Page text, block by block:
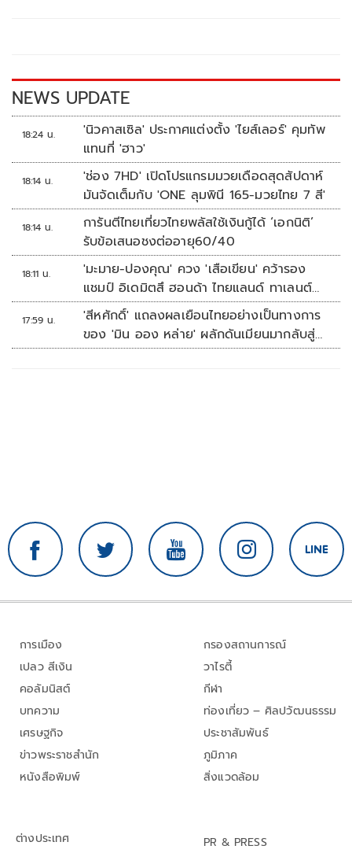
k k
NEWS UPDATE
18:24 น.
'นิวคาสเซิล' ประกาศแต่งตั้ง 'ไยส์เลอร์' คุมทัพ
แทนที่ 'ฮาว'
18:14 น.
'ช่อง 7HD' เปิดโปรแกรมมวยเดือดสุดสัปดาห์
มันจัดเต็มกับ 'ONE ลุมพินี 165-มวยไทย 7 สี'
18:14 น.
การันตีไทยเที่ยวไทยพลัสใช้เงินกู้ได้ ‘เอกนิติ’
รับข้อเสนอชงต่ออายุ60/40
18:11 น.
'มะมาย-ปองคุณ' ควง 'เสือเขียน' คว้ารอง
แชมป์ อิเดมิตสึ ฮอนด้า ไทยแลนด์ ทาเลนต์
คัพ สนาม 3
17:59 น.
'สีหศักดิ์' แถลงผลเยือนไทยอย่างเป็นทางการ
ของ 'มิน ออง หล่าย' ผลักดันเมียนมากลับสู่
อาเซียน
การเมือง
เปลว สีเงิน
คอลัมนิสต์
บทความ
เศรษฐกิจ
ข่าวพระราชสำนัก
หนังสือพิมพ์
กรองสถานการณ์
วาไรตี้
กีฬา
ท่องเที่ยว – ศิลปวัฒนธรรม
ประชาสัมพันธ์
ภูมิภาค
สิ่งแวดล้อม
ต่างประเทศ
PR & PRESS